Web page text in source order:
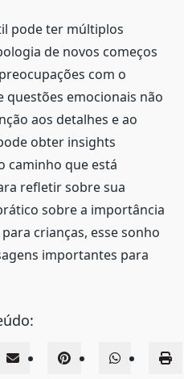
pode ter múltiplos
de novos começos
com o
emocionais não
aos detalhes e ao
obter insights
caminho que está
refletir sobre sua
sobre a importância
crianças, esse sonho
importantes para